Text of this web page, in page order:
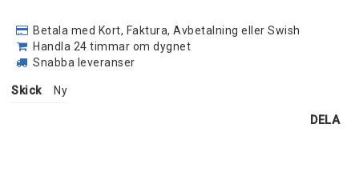
Betala med Kort, Faktura, Avbetalning eller Swish
Handla 24 timmar om dygnet
Snabba leveranser
Skick Ny
DELA